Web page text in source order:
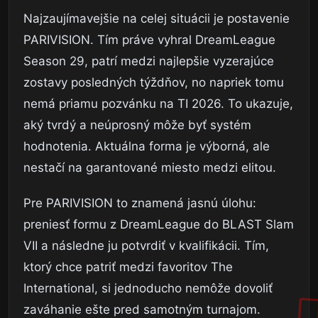
Najzaujímavejšie na celej situácii je postavenie
PARIVISION. Tím práve vyhral DreamLeague
Season 29, patrí medzi najlepšie vyzerajúce
zostavy posledných týždňov, no napriek tomu
nemá priamu pozvánku na TI 2026. To ukazuje,
aký tvrdý a neúprosný môže byť systém
hodnotenia. Aktuálna forma je výborná, ale
nestačí na garantované miesto medzi elitou.
Pre PARIVISION to znamená jasnú úlohu:
preniesť formu z DreamLeague do BLAST Slam
VII a následne ju potvrdiť v kvalifikácii. Tím,
ktorý chce patriť medzi favoritov The
International, si jednoducho nemôže dovoliť
zaváhanie ešte pred samotným turnajom.